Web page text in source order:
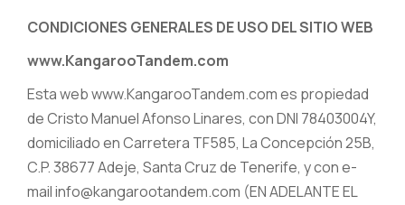
CONDICIONES GENERALES DE USO DEL SITIO WEB
www.KangarooTandem.com
Esta web www.KangarooTandem.com es propiedad
de Cristo Manuel Afonso Linares, con DNI 78403004Y,
domiciliado en Carretera TF585, La Concepción 25B,
C.P. 38677 Adeje, Santa Cruz de Tenerife, y con e-
mail info@kangarootandem.com (EN ADELANTE EL